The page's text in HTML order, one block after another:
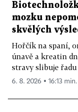
mozku
skvělých
Hořčík na spaní,
únavě a kreatin
stravy slibuje
6. 8. 2026 ▪ 16:13 min.